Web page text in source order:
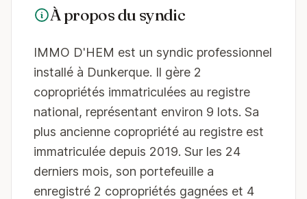
À propos du syndic
IMMO D'HEM est un syndic professionnel
installé à Dunkerque. Il gère 2
copropriétés immatriculées au registre
national, représentant environ 9 lots. Sa
plus ancienne copropriété au registre est
immatriculée depuis 2019. Sur les 24
derniers mois, son portefeuille a
enregistré 2 copropriétés gagnées et 4